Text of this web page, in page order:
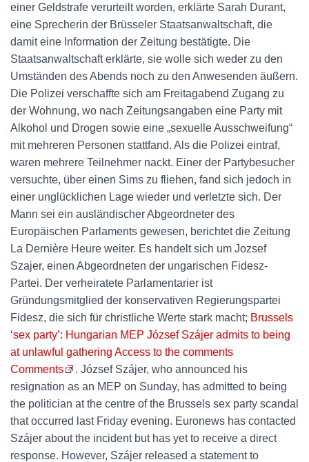
einer Geldstrafe verurteilt worden, erklärte Sarah Durant,
eine Sprecherin der Brüsseler Staatsanwaltschaft, die
damit eine Information der Zeitung bestätigte. Die
Staatsanwaltschaft erklärte, sie wolle sich weder zu den
Umständen des Abends noch zu den Anwesenden äußern.
Die Polizei verschaffte sich am Freitagabend Zugang zu
der Wohnung, wo nach Zeitungsangaben eine Party mit
Alkohol und Drogen sowie eine „sexuelle Ausschweifung“
mit mehreren Personen stattfand. Als die Polizei eintraf,
waren mehrere Teilnehmer nackt. Einer der Partybesucher
versuchte, über einen Sims zu fliehen, fand sich jedoch in
einer unglücklichen Lage wieder und verletzte sich. Der
Mann sei ein ausländischer Abgeordneter des
Europäischen Parlaments gewesen, berichtet die Zeitung
La Dernière Heure weiter. Es handelt sich um Jozsef
Szajer, einen Abgeordneten der ungarischen Fidesz-
Partei. Der verheiratete Parlamentarier ist
Gründungsmitglied der konservativen Regierungspartei
Fidesz, die sich für christliche Werte stark macht; Brussels
‘sex party’: Hungarian MEP József Szájer admits to being
at unlawful gathering Access to the comments
Comments
. József Szájer, who announced his
resignation as an MEP on Sunday, has admitted to being
the politician at the centre of the Brussels sex party scandal
that occurred last Friday evening. Euronews has contacted
Szájer about the incident but has yet to receive a direct
response. However, Szájer released a statement to